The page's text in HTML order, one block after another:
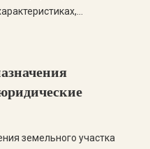
этой теме. Этапы
земельного участка